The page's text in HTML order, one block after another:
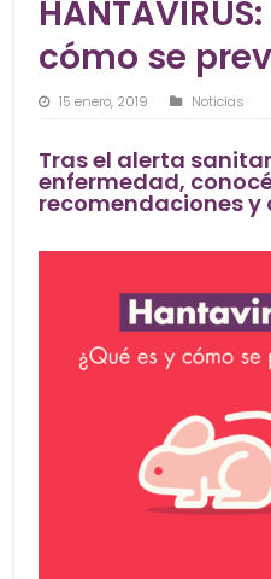
cómo se
15 enero, 2019 Noticias
Tras el alerta
enfermedad,
recomendaciones y